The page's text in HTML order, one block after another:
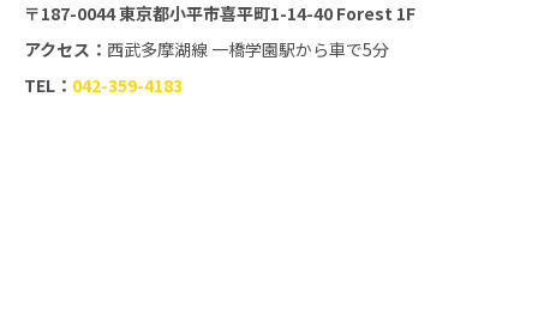
〒187-0044 東京都小平市喜平町1-14-40 Forest 1F
アクセス： 西武多摩湖線 一橋学園駅から車で5分
TEL： 042-359-4183